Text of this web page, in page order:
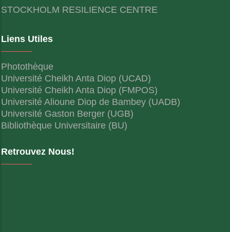
STOCKHOLM RESILIENCE CENTRE
Liens Utiles
Photothèque
Université Cheikh Anta Diop (UCAD)
Université Cheikh Anta Diop (FMPOS)
Université Alioune Diop de Bambey (UADB)
Université Gaston Berger (UGB)
Bibliothèque Universitaire (BU)
Retrouvez Nous!